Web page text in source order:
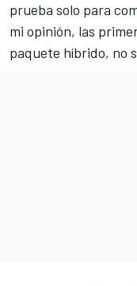
prueba solo para
mi opinión, las
paquete híbrido, no